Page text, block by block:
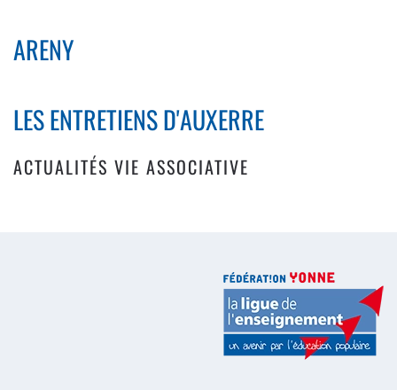
ARENY
LES ENTRETIENS D'AUXERRE
ACTUALITÉS VIE ASSOCIATIVE